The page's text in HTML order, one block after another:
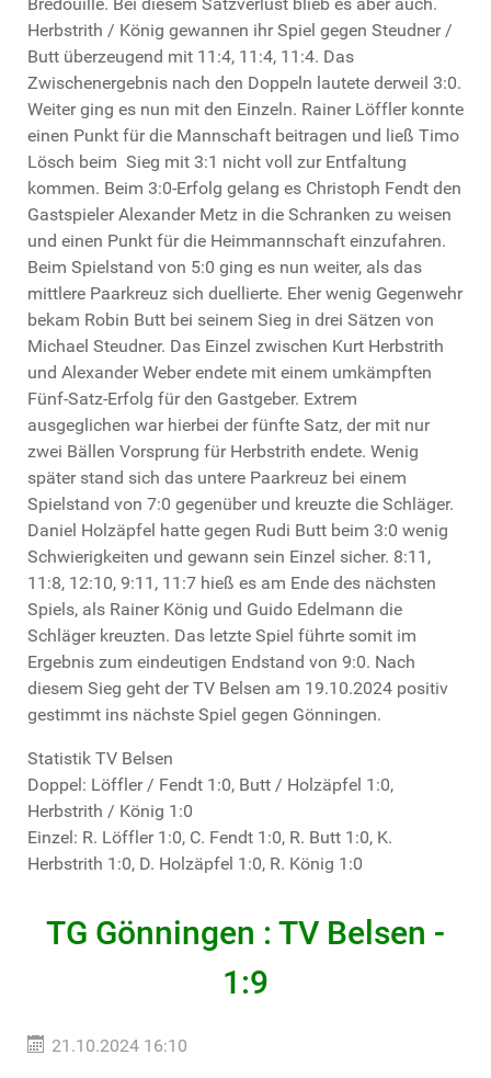
Herbstrith / König gewannen ihr Spiel gegen Steudner /
Butt überzeugend mit 11:4, 11:4, 11:4. Das
Zwischenergebnis nach den Doppeln lautete derweil 3:0.
Weiter ging es nun mit den Einzeln. Rainer Löffler konnte
einen Punkt für die Mannschaft beitragen und ließ Timo
Lösch beim Sieg mit 3:1 nicht voll zur Entfaltung
kommen. Beim 3:0-Erfolg gelang es Christoph Fendt den
Gastspieler Alexander Metz in die Schranken zu weisen
und einen Punkt für die Heimmannschaft einzufahren.
Beim Spielstand von 5:0 ging es nun weiter, als das
mittlere Paarkreuz sich duellierte. Eher wenig Gegenwehr
bekam Robin Butt bei seinem Sieg in drei Sätzen von
Michael Steudner. Das Einzel zwischen Kurt Herbstrith
und Alexander Weber endete mit einem umkämpften
Fünf-Satz-Erfolg für den Gastgeber. Extrem
ausgeglichen war hierbei der fünfte Satz, der mit nur
zwei Bällen Vorsprung für Herbstrith endete. Wenig
später stand sich das untere Paarkreuz bei einem
Spielstand von 7:0 gegenüber und kreuzte die Schläger.
Daniel Holzäpfel hatte gegen Rudi Butt beim 3:0 wenig
Schwierigkeiten und gewann sein Einzel sicher. 8:11,
11:8, 12:10, 9:11, 11:7 hieß es am Ende des nächsten
Spiels, als Rainer König und Guido Edelmann die
Schläger kreuzten. Das letzte Spiel führte somit im
Ergebnis zum eindeutigen Endstand von 9:0. Nach
diesem Sieg geht der TV Belsen am 19.10.2024 positiv
gestimmt ins nächste Spiel gegen Gönningen.
Statistik TV Belsen
Doppel: Löffler / Fendt 1:0, Butt / Holzäpfel 1:0,
Herbstrith / König 1:0
Einzel: R. Löffler 1:0, C. Fendt 1:0, R. Butt 1:0, K.
Herbstrith 1:0, D. Holzäpfel 1:0, R. König 1:0
TG Gönningen : TV Belsen -
1:9
21.10.2024 16:10